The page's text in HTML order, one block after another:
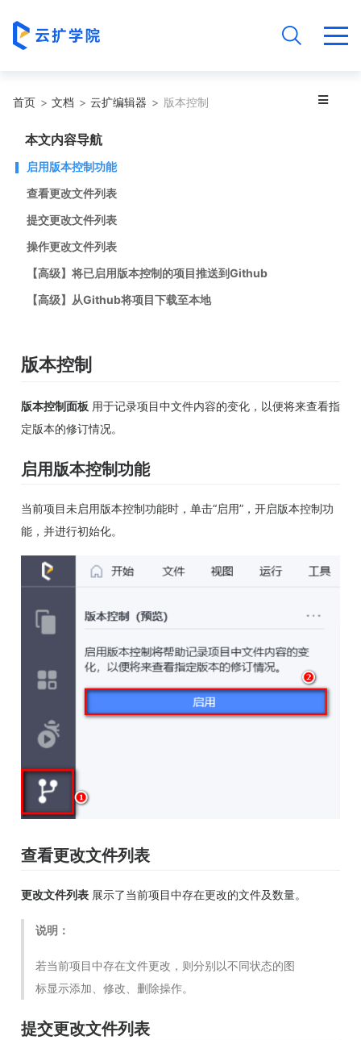
首页 文档 云扩编辑器 版本控制
本文内容导航
启用版本控制功能
查看更改文件列表
提交更改文件列表
操作更改文件列表
【高级】将已启用版本控制的项目推送到Github
【高级】从Github将项目下载至本地
版本控制
版本控制面板 用于记录项目中文件内容的变化，以便将来查看指
定版本的修订情况。
启用版本控制功能
当前项目未启用版本控制功能时，单击“启用”，开启版本控制功
能，并进行初始化。
查看更改文件列表
更改文件列表 展示了当前项目中存在更改的文件及数量。
说明：
若当前项目中存在文件更改，则分别以不同状态的图
标显示添加、修改、删除操作。
提交更改文件列表